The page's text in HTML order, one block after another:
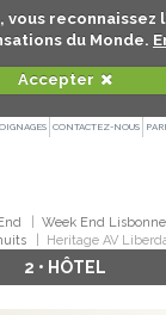
vous
du Monde.
Accepter
CONTACTEZ-NOUS
Week End Lisbonne
Heritage AV
2 • HÔTEL